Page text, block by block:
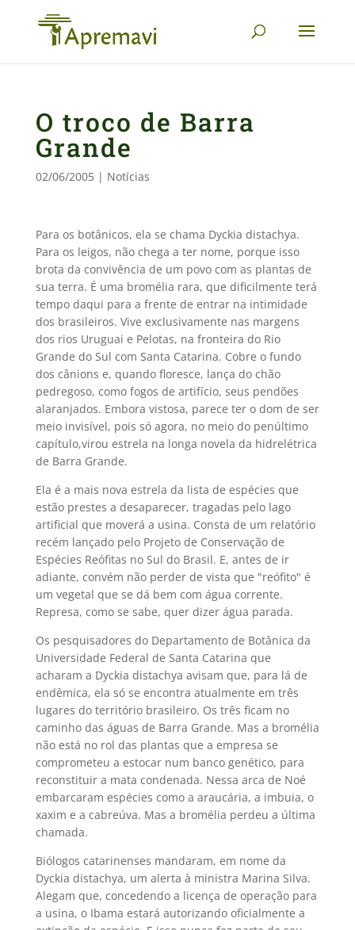
O troco de Barra
Grande
02/06/2005| Notícias
Para os botânicos, ela se chama Dyckia distachya.
Para os leigos, não chega a ter nome, porque isso
brota da convivência de um povo com as plantas de
sua terra. É uma bromélia rara, que dificilmente terá
tempo daqui para a frente de entrar na intimidade
dos brasileiros. Vive exclusivamente nas margens
dos rios Uruguai e Pelotas, na fronteira do Rio
Grande do Sul com Santa Catarina. Cobre o fundo
dos cânions e, quando floresce, lança do chão
pedregoso, como fogos de artifício, seus pendões
alaranjados. Embora vistosa, parece ter o dom de ser
meio invisível, pois só agora, no meio do penúltimo
capítulo,virou estrela na longa novela da hidrelétrica
de Barra Grande.
Ela é a mais nova estrela da lista de espécies que
estão prestes a desaparecer, tragadas pelo lago
artificial que moverá a usina. Consta de um relatório
recém lançado pelo Projeto de Conservação de
Espécies Reófitas no Sul do Brasil. E, antes de ir
adiante, convém não perder de vista que "reófito" é
um vegetal que se dá bem com água corrente.
Represa, como se sabe, quer dizer água parada.
Os pesquisadores do Departamento de Botânica da
Universidade Federal de Santa Catarina que
acharam a Dyckia distachya avisam que, para lá de
endêmica, ela só se encontra atualmente em três
lugares do território brasileiro. Os três ficam no
caminho das águas de Barra Grande. Mas a bromélia
não está no rol das plantas que a empresa se
comprometeu a estocar num banco genético, para
reconstituir a mata condenada. Nessa arca de Noé
embarcaram espécies como a araucária, a imbuia, o
xaxim e a cabreúva. Mas a bromélia perdeu a última
chamada.
Biólogos catarinenses mandaram, em nome da
Dyckia distachya, um alerta à ministra Marina Silva.
Alegam que, concedendo a licença de operação para
a usina, o Ibama estará autorizando oficialmente a